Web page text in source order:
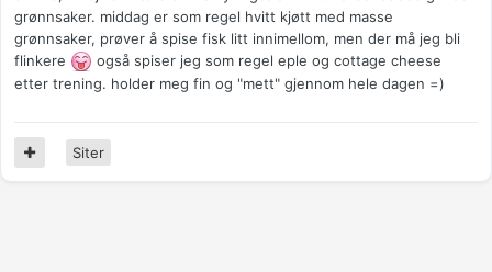
grønnsaker. middag er som regel hvitt kjøtt med masse
grønnsaker, prøver å spise fisk litt innimellom, men der må jeg bli
flinkere
også spiser jeg som regel eple og cottage cheese
etter trening. holder meg fin og "mett" gjennom hele dagen =)
Siter